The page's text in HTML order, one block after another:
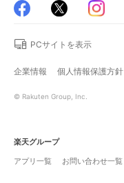
PCサイトを表示
企業情報 個人情報保護方針
© Rakuten Group, Inc.
楽天グループ
アプリ一覧
お問い合わせ一覧